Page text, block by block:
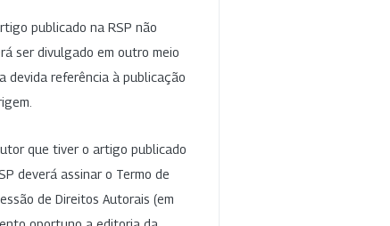
publicado na RSP não
ser divulgado em outro meio
devida referência à publicação
que tiver o artigo publicado
deverá assinar o Termo de
de Direitos Autorais (em